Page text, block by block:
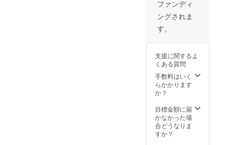
ファンディ
ングされま
す。
支援に関するよ
くある質問
手数料はいく
らかかります
か？
目標金額に届
かなかった場
合どうなりま
すか？